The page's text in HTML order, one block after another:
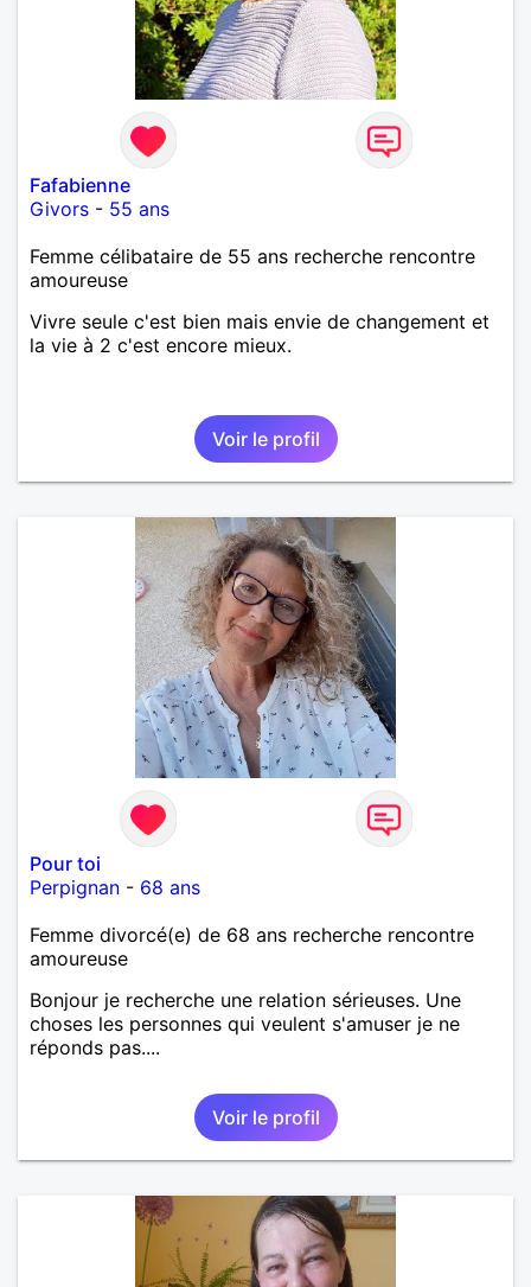
Fafabienne
Givors - 55 ans
Femme célibataire de 55 ans recherche rencontre
amoureuse
Vivre seule c'est bien mais envie de changement et
la vie à 2 c'est encore mieux.
Voir le profil
Pour toi
Perpignan - 68 ans
Femme divorcé(e) de 68 ans recherche rencontre
amoureuse
Bonjour je recherche une relation sérieuses. Une
choses les personnes qui veulent s'amuser je ne
réponds pas....
Voir le profil